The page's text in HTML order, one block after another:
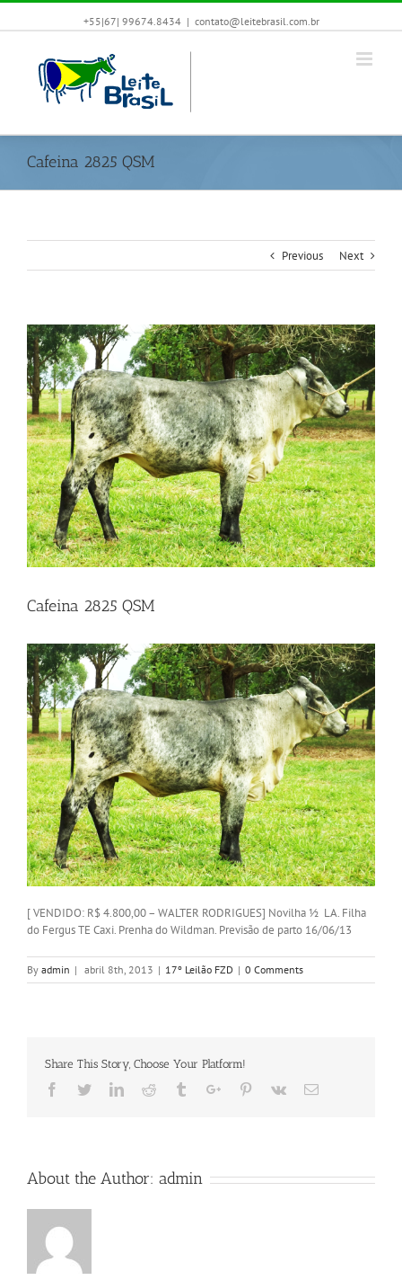
+55|67| 99674.8434 | contato@leitebrasil.com.br
Cafeina 2825 QSM
Previous Next
View
Larger
Image
Cafeina 2825 QSM
[ VENDIDO: R$ 4.800,00 – WALTER RODRIGUES] Novilha ½ LA. Filha
do Fergus TE Caxi. Prenha do Wildman. Previsão de parto 16/06/13
By admin | abril 8th, 2013 | 17º Leilão FZD | 0 Comments
Share This Story, Choose Your Platform!
Facebook
TwitterLinkedinReddit TumblrGoogle+Pinterest
Vk Email
About the Author: admin